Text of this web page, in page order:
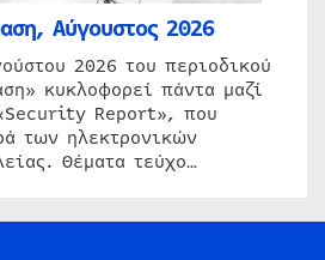
Αύγουστος 2026
2026 του περιοδικού
κυκλοφορεί πάντα μαζί
Report», που
των ηλεκτρονικών
Θέματα τεύχο…